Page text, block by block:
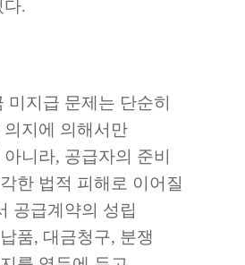
다.
미지급 문제는 단순히
지에 의해서만
니라, 공급자의 준비
한 법적 피해로 이어질
공급계약의 성립
품, 대금청구, 분쟁